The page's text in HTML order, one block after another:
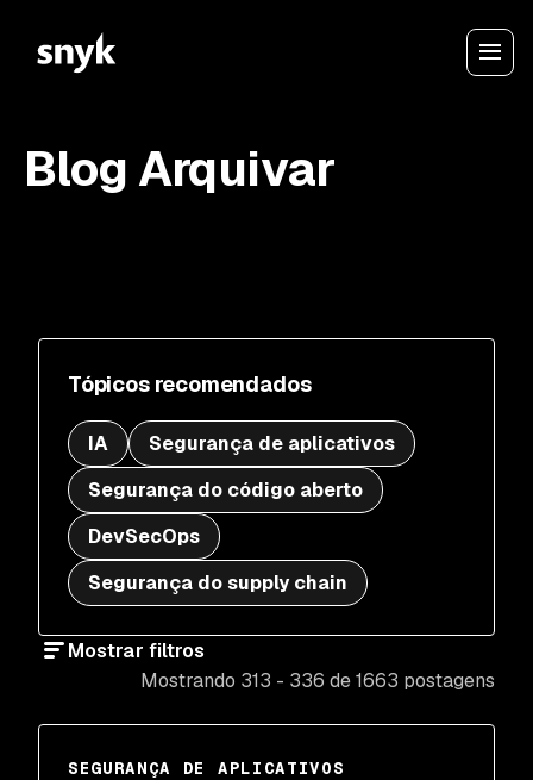
Blog Arquivar
Tópicos recomendados
IA
Segurança de aplicativos
Segurança do código aberto
DevSecOps
Segurança do supply chain
Mostrar filtros
Mostrando 313 - 336 de 1663 postagens
SEGURANÇA DE APLICATIVOS